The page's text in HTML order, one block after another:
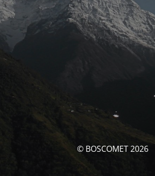
© BOSCOMET 2026